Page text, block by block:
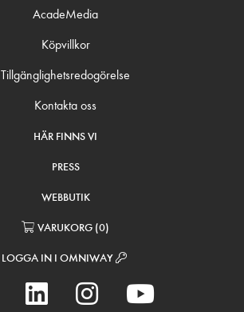
AcadeMedia
Köpvillkor
Tillgänglighetsredogörelse
Kontakta oss
HÄR FINNS VI
PRESS
WEBBUTIK
VARUKORG (0)
LOGGA IN I OMNIWAY